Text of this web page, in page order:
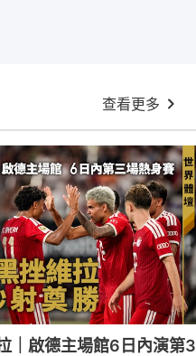
查看更多
｜啟德主場館6日內演第3